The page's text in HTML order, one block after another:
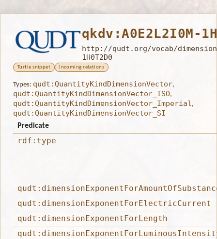
qkdv:A0E2L2I0M-
http://qudt.org/vocab/
1H0T2D0
Turtle snippet Incoming relations
Types: qudt:QuantityKindDimensionVector,
qudt:QuantityKindDimensionVector_ISO,
qudt:QuantityKindDimensionVector_Imperial,
qudt:QuantityKindDimensionVector_SI
Predicate
rdf:type
qudt:dimensionExponentForElectricCurrent
qudt:dimensionExponentForLength